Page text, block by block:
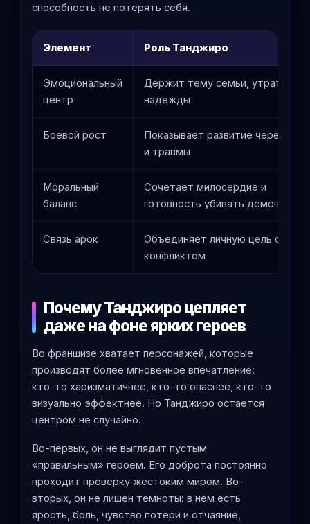
способность не потерять себя.
Элемент Роль Танджиро
Эмоциональный
центр
Держит тему семьи, утраты и
надежды
Боевой рост
Показывает развитие через
и травмы
Моральный
баланс
Сочетает милосердие и
готовность убивать демонов
Связь арок
Объединяет личную цель с
конфликтом
Почему Танджиро цепляет
даже на фоне ярких героев
Во франшизе хватает персонажей, которые
производят более мгновенное впечатление:
кто-то харизматичнее, кто-то опаснее, кто-то
визуально эффектнее. Но Танджиро остается
центром не случайно.
Во-первых, он не выглядит пустым
«правильным» героем. Его доброта постоянно
проходит проверку жестоким миром. Во-
вторых, он не лишен темноты: в нем есть
ярость, боль, чувство потери и отчаяние,